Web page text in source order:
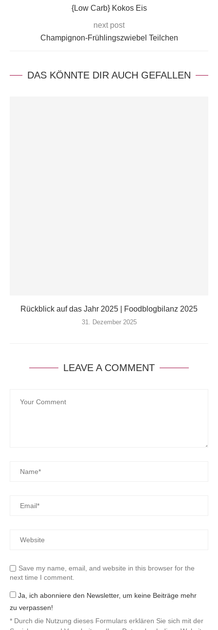
{Low Carb} Kokos Eis
next post
Champignon-Frühlingszwiebel Teilchen
DAS KÖNNTE DIR AUCH GEFALLEN
Rückblick auf das Jahr 2025 | Foodblogbilanz 2025
31. Dezember 2025
LEAVE A COMMENT
Save my name, email, and website in this browser for the
next time I comment.
Ja, ich abonniere den Newsletter, um keine Beiträge mehr
zu verpassen!
* Durch die Nutzung dieses Formulars erklären Sie sich mit der